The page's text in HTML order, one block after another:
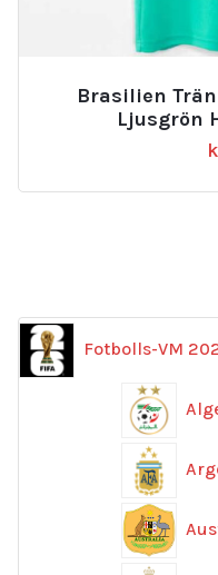
Brasilien
Ljusgrön
Fotbolls-VM